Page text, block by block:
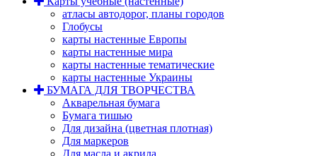
атласы автодорог, планы городов
Глобусы
карты настенные Европы
карты настенные мира
карты настенные тематические
карты настенные Украины
БУМАГА ДЛЯ ТВОРЧЕСТВА
Акварельная бумага
Бумага тишью
Для дизайна (цветная плотная)
Для маркеров
Для масла и акрила